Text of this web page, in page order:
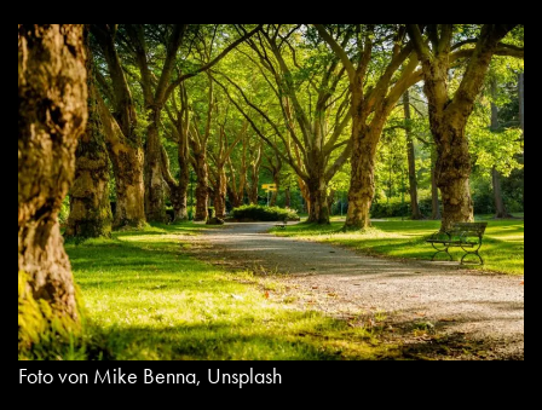
Foto von Mike Benna, Unsplash